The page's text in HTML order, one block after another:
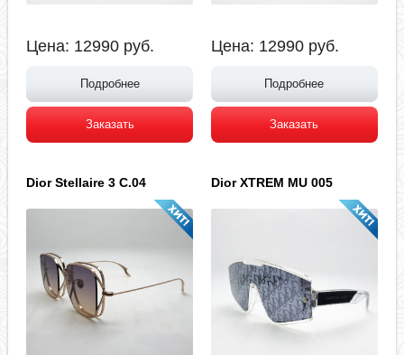
Цена: 12990 руб.
Подробнее
Заказать
Цена: 12990 руб.
Подробнее
Заказать
Dior Stellaire 3 C.04 Dior XTREM MU 005